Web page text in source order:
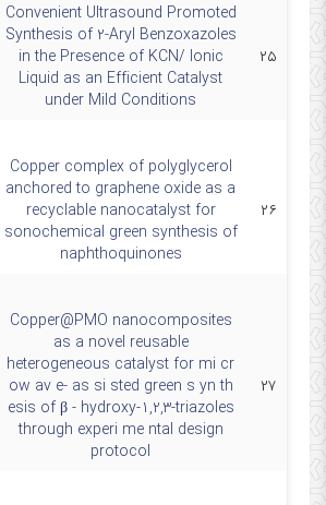
۲۵
Convenient Ultrasound Promoted
Synthesis of 2-Aryl Benzoxazoles
in the Presence of KCN/ Ionic
Liquid as an Efficient Catalyst
under Mild Conditions
۲۶
Copper complex of polyglycerol
anchored to graphene oxide as a
recyclable nanocatalyst for
sonochemical green synthesis of
naphthoquinones
۲۷
Copper@PMO nanocomposites
as a novel reusable
heterogeneous catalyst for mi cr
ow av e- as si sted green s yn th
esis of β - hydroxy-1,2,3-triazoles
through experi me ntal design
protocol